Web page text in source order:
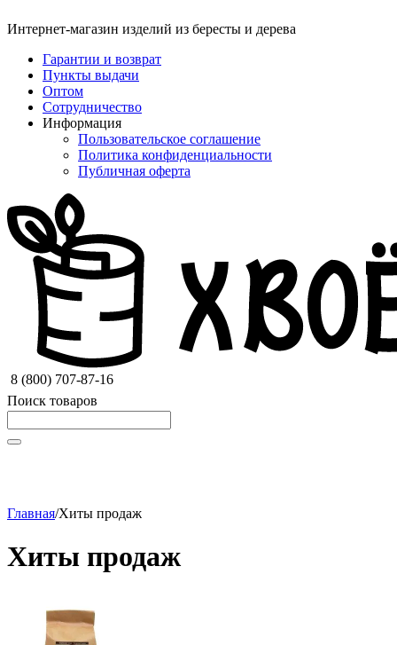
Интернет-магазин изделий из бересты и дерева
Гарантии и возврат
Пункты выдачи
Оптом
Сотрудничество
Информация
Пользовательское соглашение
Политика конфиденциальности
Публичная оферта
8 (800) 707-87-16
Поиск товаров
Главная/Хиты продаж
Хиты продаж